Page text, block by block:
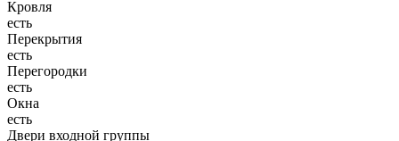
Кровля
есть
Перекрытия
есть
Перегородки
есть
Окна
есть
Двери входной группы